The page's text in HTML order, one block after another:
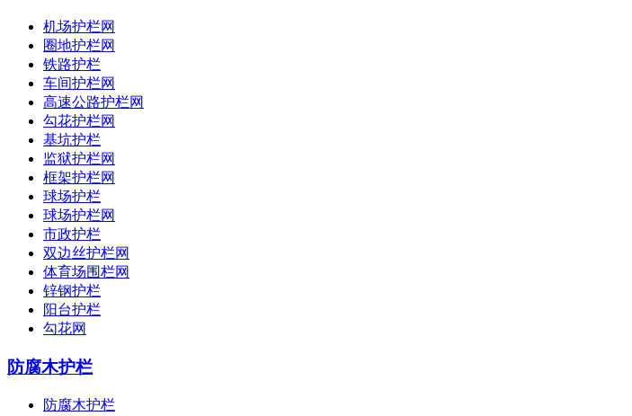
机场护栏网
圈地护栏网
铁路护栏
车间护栏网
高速公路护栏网
勾花护栏网
基坑护栏
监狱护栏网
框架护栏网
球场护栏
球场护栏网
市政护栏
双边丝护栏网
体育场围栏网
锌钢护栏
阳台护栏
勾花网
防腐木护栏
防腐木护栏